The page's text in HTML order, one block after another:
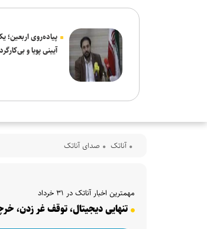
پیاده‌روی
آیینی پویا و بی‌کارگردان
آناتک صدای آناتک
مهمترین اخبار آناتک در ۳۱ خرداد
تنهایی دیجیتال، توقف غر زدن،